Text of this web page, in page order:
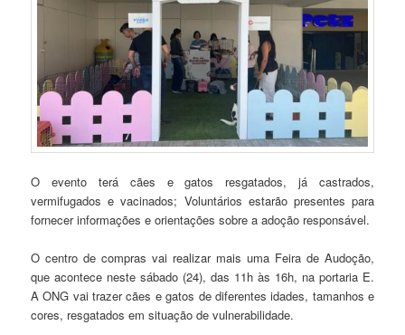
O evento terá cães e gatos resgatados, já castrados,
vermifugados e vacinados; Voluntários estarão presentes para
fornecer informações e orientações sobre a adoção responsável.
O centro de compras vai realizar mais uma Feira de Audoção,
que acontece neste sábado (24), das 11h às 16h, na portaria E.
A ONG vai trazer cães e gatos de diferentes idades, tamanhos e
cores, resgatados em situação de vulnerabilidade.